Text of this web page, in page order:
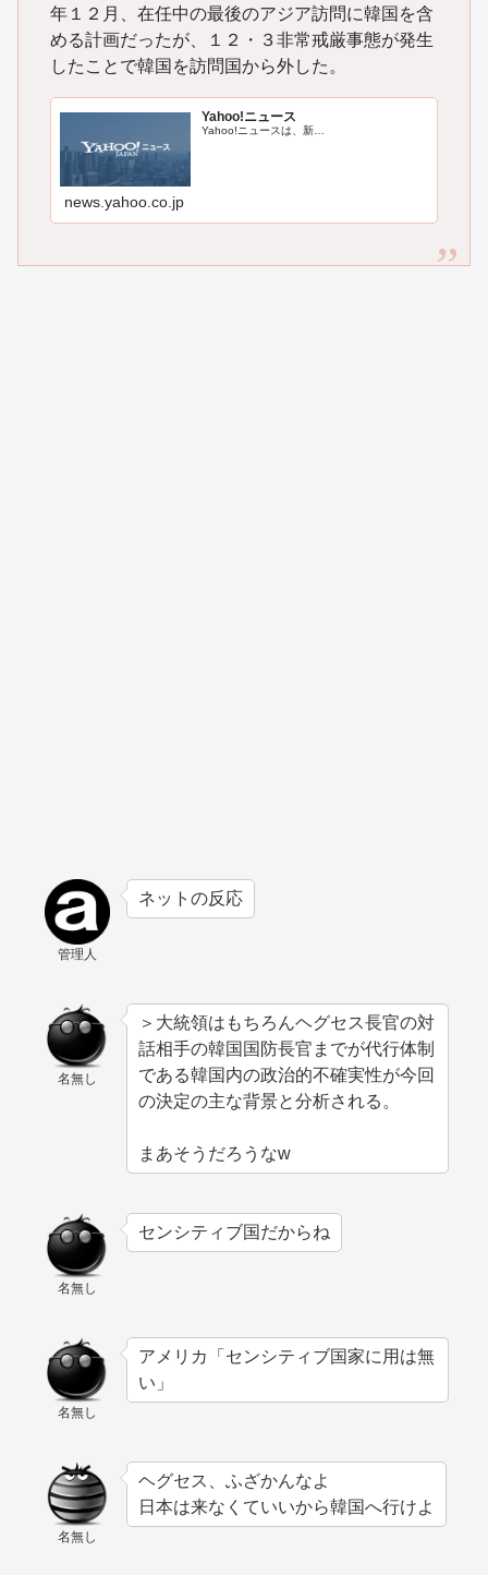
年１２月、在任中の最後のアジア訪問に韓国を含
める計画だったが、１２・３非常戒厳事態が発生
したことで韓国を訪問国から外した。
Yahoo!ニュース
Yahoo!ニュースは、新…
news.yahoo.co.jp
管理人
ネットの反応
名無し
＞大統領はもちろんヘグセス長官の対
話相手の韓国国防長官までが代行体制
である韓国内の政治的不確実性が今回
の決定の主な背景と分析される。
まあそうだろうなw
名無し
センシティブ国だからね
名無し
アメリカ「センシティブ国家に用は無
い」
名無し
ヘグセス、ふざかんなよ
日本は来なくていいから韓国へ行けよ